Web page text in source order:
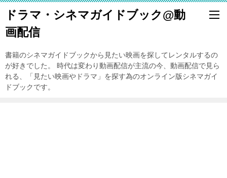
ドラマ・シネマガイドブック@動
画配信
書籍のシネマガイドブックから見たい映画を探してレンタルするの
が好きでした。 時代は変わり動画配信が主流の今、動画配信で見ら
れる、「見たい映画やドラマ」を探す為のオンライン版シネマガイ
ドブックです。